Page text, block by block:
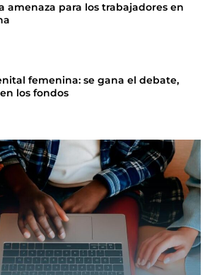
amenaza para los trabajadores en
femenina: se gana el debate,
los fondos